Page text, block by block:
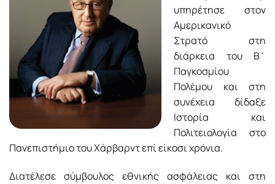
υπηρέτησε στον
Αμερικανικό
Στρατό στη
διάρκεια του Β΄
Παγκοσμίου
Πολέμου και στη
συνέχεια δίδαξε
Ιστορία και
Πολιτειολογία στο
Πανεπιστήμιο του Χάρβαρντ επί είκοσι χρόνια.
Διατέλεσε σύμβουλος εθνικής ασφάλειας και στη